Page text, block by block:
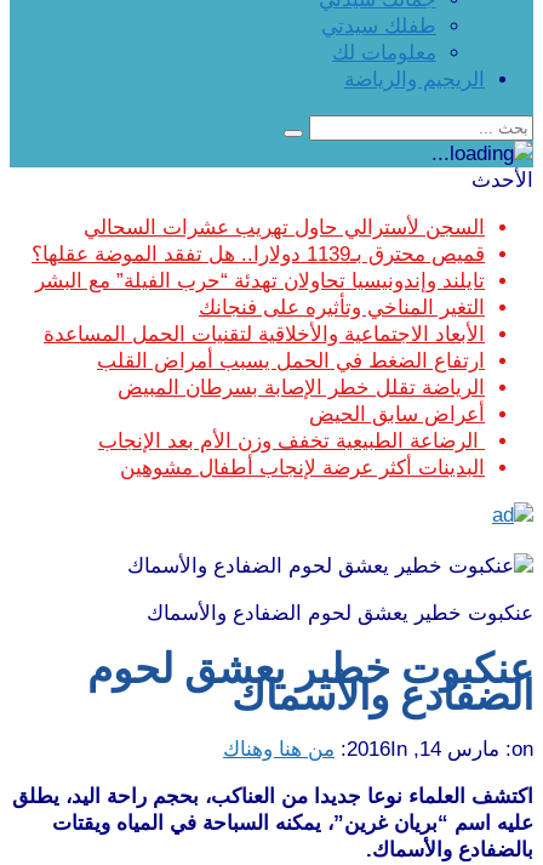
طفلك سيدتي
معلومات لك
الريجيم والرياضة
الأحدث
السجن لأسترالي حاول تهريب عشرات السحالي
قميص محترق بـ1139 دولارا.. هل تفقد الموضة عقلها؟
تايلند وإندونيسيا تحاولان تهدئة “حرب الفيلة” مع البشر
التغير المناخي وتأثيره على فنجانك
الأبعاد الاجتماعية والأخلاقية لتقنيات الحمل المساعدة
ارتفاع الضغط في الحمل يسبب أمراض القلب
الرياضة تقلل خطر الإصابة بسرطان المبيض
أعراض سابق الحيض
الرضاعة الطبيعية تخفف وزن الأم بعد الإنجاب
البدينات أكثر عرضة لإنجاب أطفال مشوهين
عنكبوت خطير يعشق لحوم الضفادع والأسماك
عنكبوت خطير يعشق لحوم
الضفادع والأسماك
on: مارس 14, 2016 In: من هنا وهناك
اكتشف العلماء نوعا جديدا من العناكب، بحجم راحة اليد، يطلق
عليه اسم “بريان غرين”، يمكنه السباحة في المياه ويقتات
بالضفادع والأسماك.